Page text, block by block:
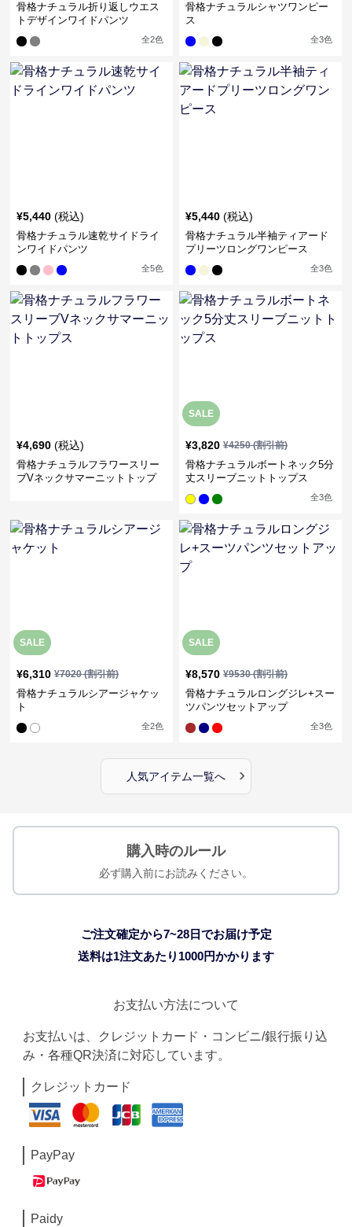
骨格ナチュラル折り返しウエス
トデザインワイドパンツ
全2色
骨格ナチュラルシャツワンピー
ス
全3色
¥5,440 (税込)
骨格ナチュラル速乾サイドライ
ンワイドパンツ
全5色
¥5,440 (税込)
骨格ナチュラル半袖ティアード
プリーツロングワンピース
全3色
¥4,690 (税込)
骨格ナチュラルフラワースリー
ブVネックサマーニットトップ
SALE
¥3,820 ¥4250(割引前)
骨格ナチュラルボートネック5分
丈スリーブニットトップス
全3色
SALE
¥6,310 ¥7020(割引前)
骨格ナチュラルシアージャケッ
ト
全2色
SALE
¥8,570 ¥9530(割引前)
骨格ナチュラルロングジレ+スー
ツパンツセットアップ
全3色
人気アイテム一覧へ ›
購入時のルール
必ず購入前にお読みください。
ご注文確定から7~28日でお届け予定
送料は1注文あたり 1000円かかります
お支払い方法について
お支払いは、クレジットカード・コンビニ/銀行振り込
み・各種QR決済に対応しています。
クレジットカード
PayPay
Paidy